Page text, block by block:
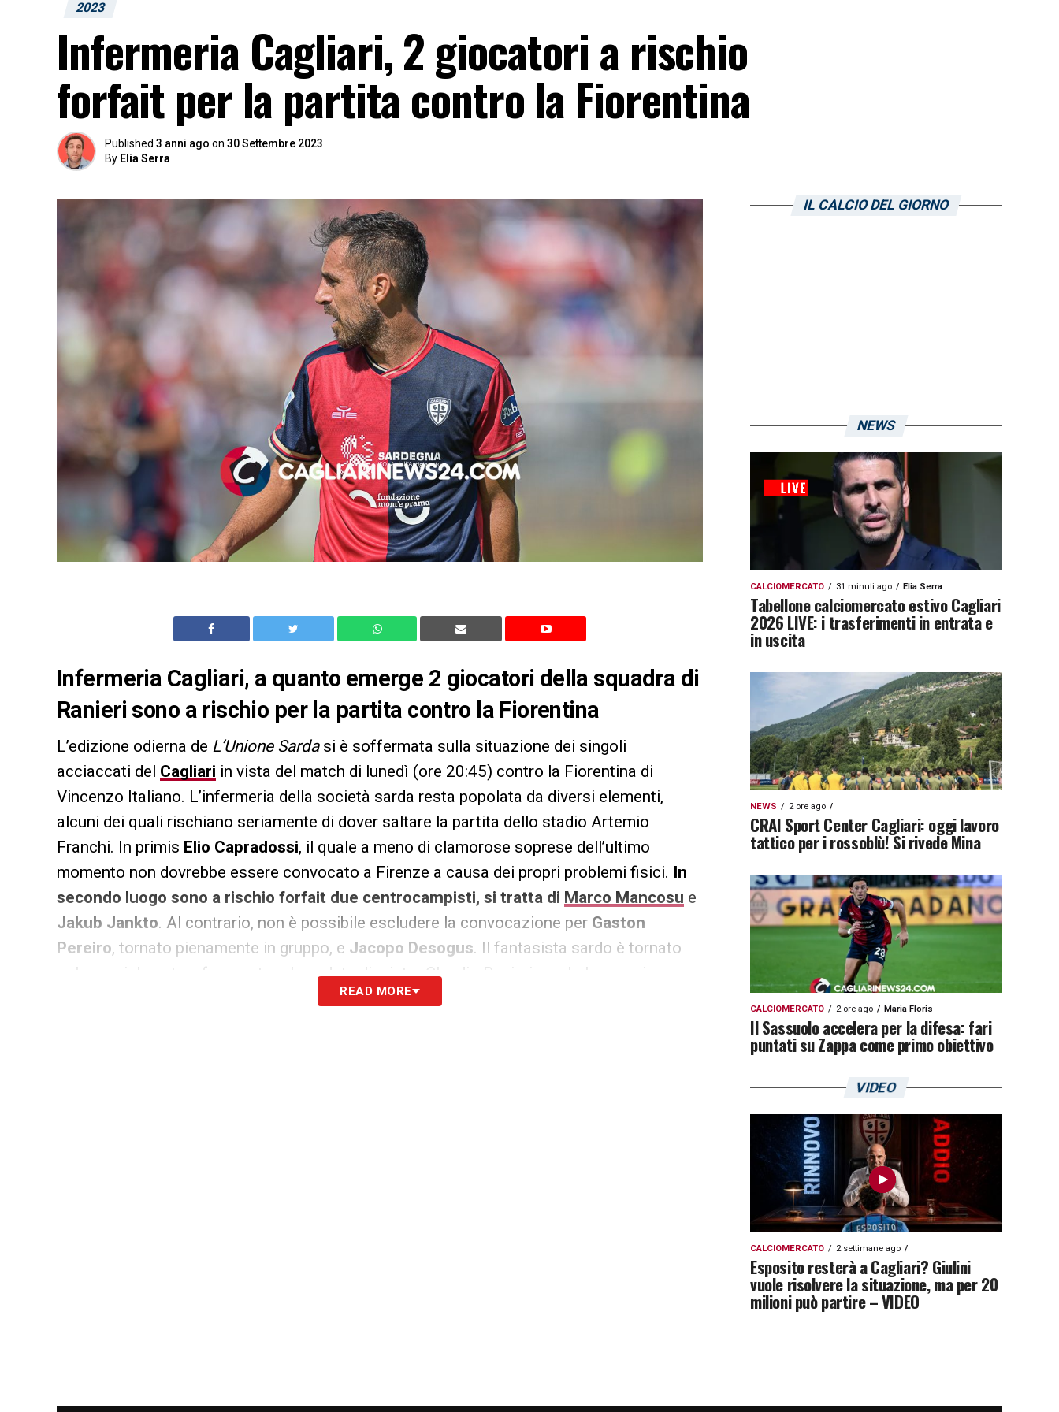
2023
Infermeria Cagliari, 2 giocatori a rischio
forfait per la partita contro la Fiorentina
Published 3 anni ago on 30 Settembre 2023
By Elia Serra
Infermeria Cagliari, a quanto emerge 2 giocatori della squadra di
Ranieri sono a rischio per la partita contro la Fiorentina
L’edizione odierna de L’Unione Sardasi è soffermata sulla situazione dei singoli
acciaccati del Cagliari in vista del match di lunedì (ore 20:45) contro la Fiorentina di
Vincenzo Italiano. L’infermeria della società sarda resta popolata da diversi elementi,
alcuni dei quali rischiano seriamente di dover saltare la partita dello stadio Artemio
Franchi. In primis Elio Capradossi, il quale a meno di clamorose soprese dell’ultimo
momento non dovrebbe essere convocato a Firenze a causa dei propri problemi fisici. In
secondo luogo sono a rischio forfait due centrocampisti, si tratta di Marco Mancosu e
Jakub Jankto. Al contrario, non è possibile escludere la convocazione per Gaston
Pereiro, tornato pienamente in gruppo, e Jacopo Desogus. Il fantasista sardo è tornato
solo parzialmente a frequentare le sedute di mister Claudio Ranieri e solo le prossime
portranno fornire elementi aggiuntivi circa le sue possibilità di partire con la squadra in
READ MORE
IL CALCIO DEL GIORNO
NEWS
CALCIOMERCATO 31 minuti ago Elia Serra
Tabellone calciomercato estivo Cagliari
2026 LIVE: i trasferimenti in entrata e
in uscita
NEWS 2 ore ago
CRAI Sport Center Cagliari: oggi lavoro
tattico per i rossoblù! Si rivede Mina
CALCIOMERCATO 2 ore ago Maria Floris
Il Sassuolo accelera per la difesa: fari
puntati su Zappa come primo obiettivo
VIDEO
CALCIOMERCATO 2 settimane ago
Esposito resterà a Cagliari? Giulini
vuole risolvere la situazione, ma per 20
milioni può partire – VIDEO